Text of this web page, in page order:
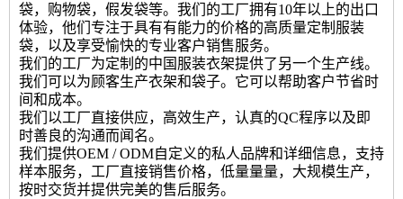
袋，购物袋，假发袋等。我们的工厂拥有10年以上的出口
体验，他们专注于具有有能力的价格的高质量定制服装
袋，以及享受愉快的专业客户销售服务。
我们的工厂为定制的中国服装衣架提供了另一个生产线。
我们可以为顾客生产衣架和袋子。它可以帮助客户节省时
间和成本。
我们以工厂直接供应，高效生产，认真的QC程序以及即
时善良的沟通而闻名。
我们提供OEM / ODM自定义的私人品牌和详细信息，支持
样本服务，工厂直接销售价格，低量量量，大规模生产，
按时交货并提供完美的售后服务。